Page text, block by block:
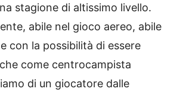
stagione di altissimo livello.
abile nel gioco aereo, abile
con la possibilità di essere
come centrocampista
di un giocatore dalle